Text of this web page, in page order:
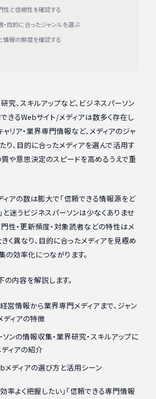
究、スキルアップなど、ビジネスパーソン
きるWebサイト/メディアは数多く存在し
ャリア・業界専門情報など、メディアのジャ
り、目的に合ったメディアを選んで活用す
質や意思決定のスピードを高めるうえで重
ィアの数は膨大で「信頼できる情報源をど
と迷うビジネスパーソンは少なくありませ
門性・更新頻度・対象読者などの特性はメ
く異なり、目的に合ったメディアを見極め
の効率化につながります。
の内容を解説します。
営情報から業界専門メディアまで、ジャン
ディアの特徴
ンの情報収集・業界研究・スキルアップに
ィアの紹介
メディアの選び方と活用シーン
率よく把握したい」「信頼できる専門情報
性と信頼性を確認する
目的に合ったジャンルを選ぶ
情報の鮮度を確認する